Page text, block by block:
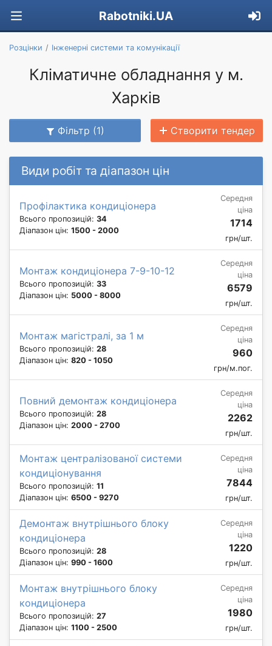
Rabotniki.UA
Розцінки Інженерні системи та комунікації
Кліматичне обладнання у м.
Харків
Фільтр (1) Створити тендер
Види робіт та діапазон цін
Профілактика кондиціонера
Всього пропозицій: 34
Діапазон цін: 1500 - 2000
Середня
ціна
1714
грн/шт.
Монтаж кондиціонера 7-9-10-12
Всього пропозицій: 33
Діапазон цін: 5000 - 8000
Середня
ціна
6579
грн/шт.
Монтаж магістралі, за 1 м
Всього пропозицій: 28
Діапазон цін: 820 - 1050
Середня
ціна
960
грн/м.пог.
Повний демонтаж кондиціонера
Всього пропозицій: 28
Діапазон цін: 2000 - 2700
Середня
ціна
2262
грн/шт.
Монтаж централізованої системи
кондиціонування
Всього пропозицій: 11
Діапазон цін: 6500 - 9270
Середня
ціна
7844
грн/шт.
Демонтаж внутрішнього блоку
кондиціонера
Всього пропозицій: 28
Діапазон цін: 990 - 1600
Середня
ціна
1220
грн/шт.
Монтаж внутрішнього блоку
кондиціонера
Всього пропозицій: 27
Діапазон цін: 1100 - 2500
Середня
ціна
1980
грн/шт.